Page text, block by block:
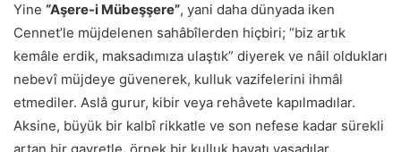
Yine “Aşere-i Mübeşşere”, yani daha dünyada iken
Cennet’le müjdelenen sahâbîlerden hiçbiri; “biz artık
kemâle erdik, maksadımıza ulaştık” diyerek ve nâil oldukları
nebevî müjdeye güvenerek, kulluk vazifelerini ihmâl
etmediler. Aslâ gurur, kibir veya rehâvete kapılmadılar.
Aksine, büyük bir kalbî rikkatle ve son nefese kadar sürekli